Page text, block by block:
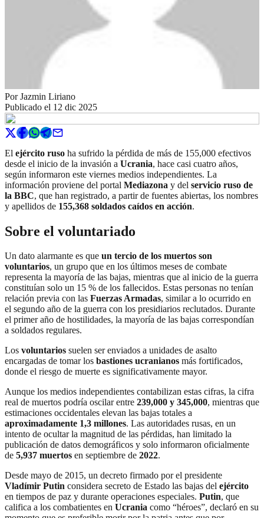
PorJazmin Liriano
Publicado el 12 dic 2025
El ejército ruso ha sufrido la pérdida de más de 155,000 efectivos
desde el inicio de la invasión a Ucrania, hace casi cuatro años,
según informaron este viernes medios independientes. La
información proviene del portal Mediazona y del servicio ruso de
la BBC, que han registrado, a partir de fuentes abiertas, los nombres
y apellidos de 155,368 soldados caídos en acción.
Sobre el voluntariado
Un dato alarmante es que un tercio de los muertos son
voluntarios, un grupo que en los últimos meses de combate
representa la mayoría de las bajas, mientras que al inicio de la guerra
constituían solo un 15 % de los fallecidos. Estas personas no tenían
relación previa con las Fuerzas Armadas, similar a lo ocurrido en
el segundo año de la guerra con los presidiarios reclutados. Durante
el primer año de hostilidades, la mayoría de las bajas correspondían
a soldados regulares.
Los voluntarios suelen ser enviados a unidades de asalto
encargadas de tomar los bastiones ucranianos más fortificados,
donde el riesgo de muerte es significativamente mayor.
Aunque los medios independientes contabilizan estas cifras, la cifra
real de muertos podría oscilar entre 239,000 y 345,000, mientras que
estimaciones occidentales elevan las bajas totales a
aproximadamente 1,3 millones. Las autoridades rusas, en un
intento de ocultar la magnitud de las pérdidas, han limitado la
publicación de datos demográficos y solo informaron oficialmente
de 5,937 muertos en septiembre de 2022.
Desde mayo de 2015, un decreto firmado por el presidente
Vladímir Putin considera secreto de Estado las bajas del ejército
en tiempos de paz y durante operaciones especiales. Putin, que
califica a los combatientes en Ucrania como “héroes”, declaró en su